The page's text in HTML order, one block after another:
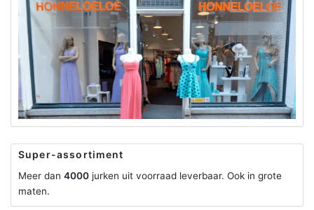
Super-assortiment
Meer dan 4000 jurken uit voorraad leverbaar. Ook in grote
maten.